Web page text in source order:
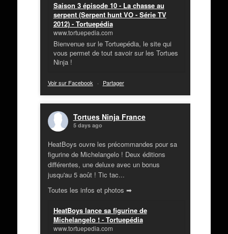
Saison 3 épisode 10 - La chasse au
serpent (Serpent hunt VO - Série TV
2012) - Tortuepédia
www.tortuepedia.com
Bienvenue sur le Tortuepédia, le site qui
vous permet de tout savoir sur les Tortues
Ninja !
Voir sur Facebook · Partager
Tortues Ninja France
5 days ago
HeatBoys ouvre les précommandes pour sa
figurine de Michelangelo ! Deux éditions
différentes, une deluxe avec un bonus
jusqu'au 5 août ! Tic tac...
Toutes les infos et photos ➡
HeatBoys lance sa figurine de
Michelangelo ! - Tortuepédia
www.tortuepedia.com